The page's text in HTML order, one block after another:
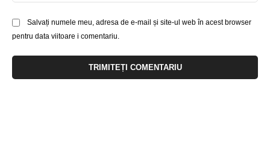
Salvați numele meu, adresa de e-mail și site-ul web în acest browser
pentru data viitoare i comentariu.